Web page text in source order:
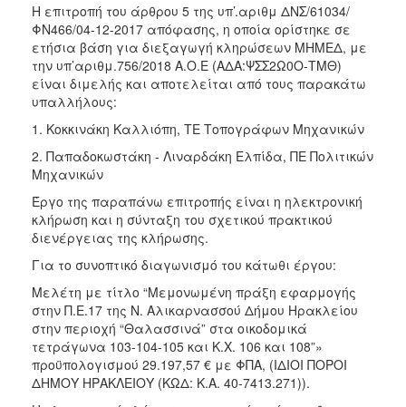
Η επιτροπή του άρθρου 5 της υπ’.αριθμ ΔΝΣ/61034/
ΦΝ466/04-12-2017 απόφασης, η οποία ορίστηκε σε
ετήσια βάση για διεξαγωγή κληρώσεων ΜΗΜΕΔ, με
την υπ’αριθμ.756/2018 Α.Ο.Ε (ΑΔΑ:ΨΣΣ2Ω0Ο-ΤΜΘ)
είναι διμελής και αποτελείται από τους παρακάτω
υπαλλήλους:
1. Κοκκινάκη Καλλιόπη, ΤΕ Τοπογράφων Μηχανικών
2. Παπαδοκωστάκη - Λιναρδάκη Ελπίδα, ΠΕ Πολιτικών
Μηχανικών
Έργο της παραπάνω επιτροπής είναι η ηλεκτρονική
κλήρωση και η σύνταξη του σχετικού πρακτικού
διενέργειας της κλήρωσης.
Για το συνοπτικό διαγωνισμό του κάτωθι έργου:
Μελέτη με τίτλο “Μεμονωμένη πράξη εφαρμογής
στην Π.Ε.17 της Ν. Αλικαρνασσού Δήμου Ηρακλείου
στην περιοχή “Θαλασσινά” στα οικοδομικά
τετράγωνα 103-104-105 και Κ.Χ. 106 και 108”»
προϋπολογισμού 29.197,57 € με ΦΠΑ, (ΙΔΙΟΙ ΠΟΡΟΙ
ΔΗΜΟΥ ΗΡΑΚΛΕΙΟΥ (ΚΩΔ: K.A. 40-7413.271)).